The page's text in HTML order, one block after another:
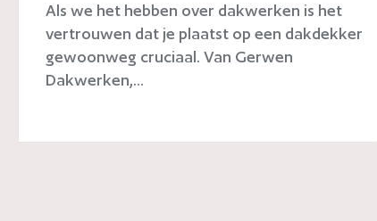
Als we het hebben over dakwerken is het
vertrouwen dat je plaatst op een dakdekker
gewoonweg cruciaal. Van Gerwen
Dakwerken,...